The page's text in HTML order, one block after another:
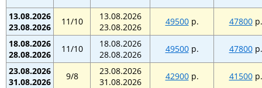
13.08.2026
23.08.2026
11/10
13.08.2026
23.08.2026
49500р. 47800р.
18.08.2026
28.08.2026
11/10
18.08.2026
28.08.2026
49500р. 47800р.
23.08.2026
31.08.2026
9/8
23.08.2026
31.08.2026
42900р. 41500р.